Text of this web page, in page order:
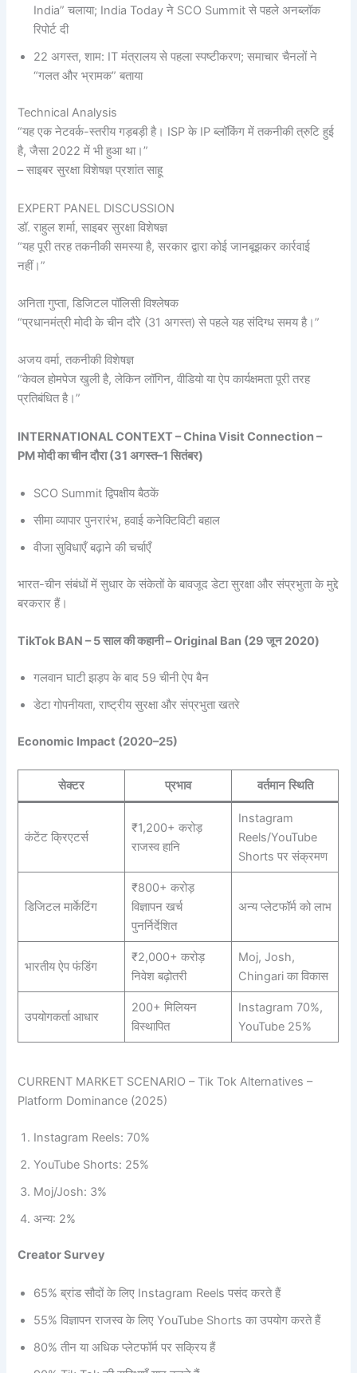
India” चलाया; India Today ने SCO Summit से पहले अनब्लॉक
रिपोर्ट दी
22 अगस्त, शाम: IT मंत्रालय से पहला स्पष्टीकरण; समाचार चैनलों ने
“गलत और भ्रामक” बताया
Technical Analysis
“यह एक नेटवर्क-स्तरीय गड़बड़ी है। ISP के IP ब्लॉकिंग में तकनीकी त्रुटि हुई
है, जैसा 2022 में भी हुआ था।”
– साइबर सुरक्षा विशेषज्ञ प्रशांत साहू
EXPERT PANEL DISCUSSION
डॉ. राहुल शर्मा, साइबर सुरक्षा विशेषज्ञ
“यह पूरी तरह तकनीकी समस्या है, सरकार द्वारा कोई जानबूझकर कार्रवाई
नहीं।”
अनिता गुप्ता, डिजिटल पॉलिसी विश्लेषक
“प्रधानमंत्री मोदी के चीन दौरे (31 अगस्त) से पहले यह संदिग्ध समय है।”
अजय वर्मा, तकनीकी विशेषज्ञ
“केवल होमपेज खुली है, लेकिन लॉगिन, वीडियो या ऐप कार्यक्षमता पूरी तरह
प्रतिबंधित है।”
INTERNATIONAL CONTEXT – China Visit Connection –
PM मोदी का चीन दौरा (31 अगस्त–1 सितंबर)
SCO Summit द्विपक्षीय बैठकें
सीमा व्यापार पुनरारंभ, हवाई कनेक्टिविटी बहाल
वीजा सुविधाएँ बढ़ाने की चर्चाएँ
भारत-चीन संबंधों में सुधार के संकेतों के बावजूद डेटा सुरक्षा और संप्रभुता के मुद्दे
बरकरार हैं।
TikTok BAN – 5 साल की कहानी – Original Ban (29 जून 2020)
गलवान घाटी झड़प के बाद 59 चीनी ऐप बैन
डेटा गोपनीयता, राष्ट्रीय सुरक्षा और संप्रभुता खतरे
Economic Impact (2020–25)
सेक्टर प्रभाव वर्तमान स्थिति
कंटेंट क्रिएटर्स
₹1,200+ करोड़
राजस्व हानि
Instagram
Reels/YouTube
Shorts पर संक्रमण
डिजिटल मार्केटिंग
₹800+ करोड़
विज्ञापन खर्च
पुनर्निर्देशित
अन्य प्लेटफॉर्म को लाभ
भारतीय ऐप फंडिंग
₹2,000+ करोड़
निवेश बढ़ोतरी
Moj, Josh,
Chingari का विकास
उपयोगकर्ता आधार
200+ मिलियन
विस्थापित
Instagram 70%,
YouTube 25%
CURRENT MARKET SCENARIO – Tik Tok Alternatives –
Platform Dominance (2025)
Instagram Reels: 70%
YouTube Shorts: 25%
Moj/Josh: 3%
अन्य: 2%
Creator Survey
65% ब्रांड सौदों के लिए Instagram Reels पसंद करते हैं
55% विज्ञापन राजस्व के लिए YouTube Shorts का उपयोग करते हैं
80% तीन या अधिक प्लेटफॉर्म पर सक्रिय हैं